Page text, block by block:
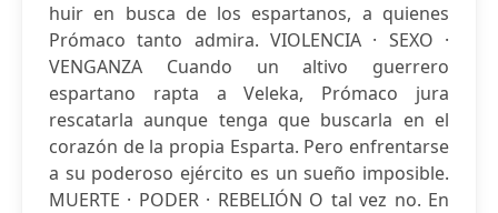
huir en busca de los espartanos, a quienes
Prómaco tanto admira. VIOLENCIA · SEXO ·
VENGANZA Cuando un altivo guerrero
espartano rapta a Veleka, Prómaco jura
rescatarla aunque tenga que buscarla en el
corazón de la propia Esparta. Pero enfrentarse
a su poderoso ejército es un sueño imposible.
MUERTE · PODER · REBELIÓN O tal vez no. En